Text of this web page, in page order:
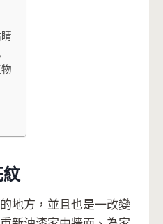
紋
地方，並且也是一改變